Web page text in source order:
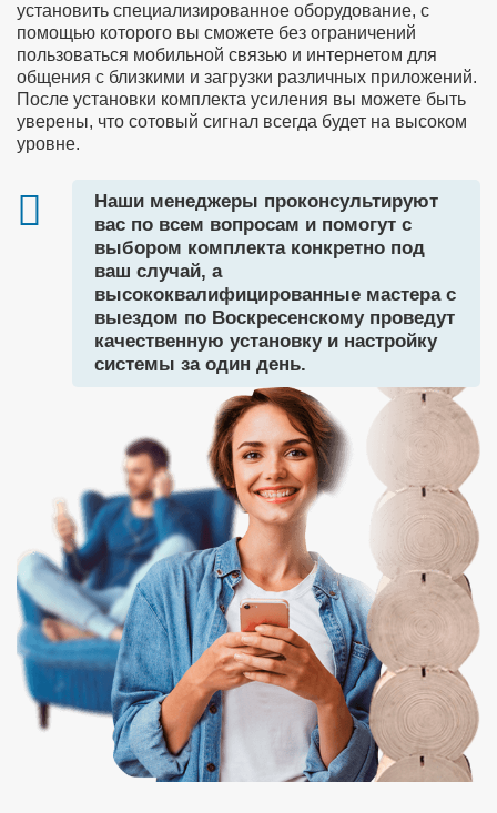
установить специализированное оборудование, с
помощью которого вы сможете без ограничений
пользоваться мобильной связью и интернетом для
общения с близкими и загрузки различных приложений.
После установки комплекта усиления вы можете быть
уверены, что сотовый сигнал всегда будет на высоком
уровне.
Наши менеджеры проконсультируют
вас по всем вопросам и помогут с
выбором комплекта конкретно под
ваш случай, а
высококвалифицированные мастера с
выездом по Воскресенскому проведут
качественную установку и настройку
системы за один день.